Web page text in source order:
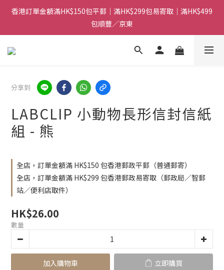
香港訂單金額滿HK$150包平郵｜滿HK$299包易寄取｜滿HK$499
包順豐／京東
香港訂單金額滿HK$150包平郵｜滿HK$299包易寄取｜滿HK$499
包順豐／京東
【網店限定！】指定清貨商品每消費HK$100即享購物金HK$50回
香港訂單金額滿HK$150包平郵｜滿HK$299包易寄取｜滿HK$499
包順豐／京東
分享到
LABCLIP 小動物長形信封信紙
組 - 熊
全店，訂單金額滿 HK$150 包香港郵政平郵（普通郵寄）
全店，訂單金額滿 HK$299 包香港郵政易寄取（郵政局／智郵
站／便利店取件）
HK$26.00
數量
加入購物車 立即購買